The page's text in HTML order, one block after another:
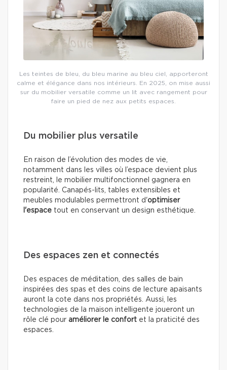
Les teintes de bleu, du bleu marine au bleu ciel, apporteront
calme et élégance dans nos intérieurs. En 2025, on mise aussi
sur du mobilier versatile comme un lit avec rangement pour
faire un pied de nez aux petits espaces.
Du mobilier plus versatile
En raison de l’évolution des modes de vie,
notamment dans les villes où l’espace devient plus
restreint, le mobilier multifonctionnel gagnera en
popularité. Canapés-lits, tables extensibles et
meubles modulables permettront d'optimiser
l'espace tout en conservant un design esthétique.
Des espaces zen et connectés
Des espaces de méditation, des salles de bain
inspirées des spas et des coins de lecture apaisants
auront la cote dans nos propriétés. Aussi, les
technologies de la maison intelligente joueront un
rôle clé pour améliorer le confort et la praticité des
espaces.